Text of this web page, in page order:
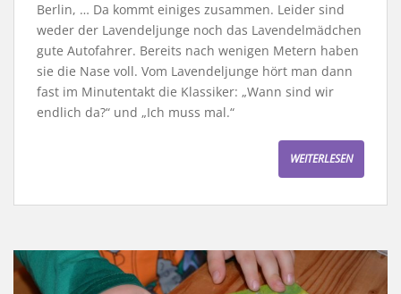
Berlin, … Da kommt einiges zusammen. Leider sind
weder der Lavendeljunge noch das Lavendelmädchen
gute Autofahrer. Bereits nach wenigen Metern haben
sie die Nase voll. Vom Lavendeljunge hört man dann
fast im Minutentakt die Klassiker: „Wann sind wir
endlich da?“ und „Ich muss mal.“
WEITERLESEN